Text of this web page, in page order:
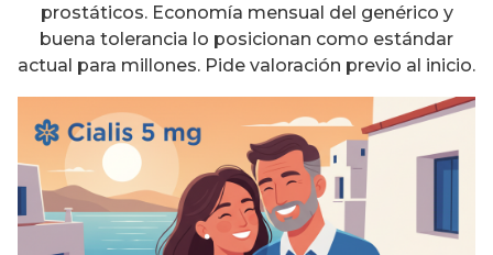
prostáticos. Economía mensual del genérico y
buena tolerancia lo posicionan como estándar
actual para millones. Pide valoración previo al inicio.